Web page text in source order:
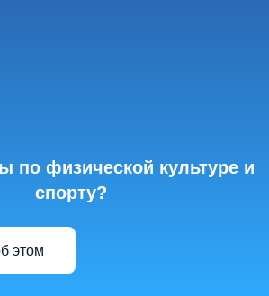
по физической культуре и
спорту?
этом